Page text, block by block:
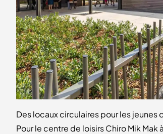
Des locaux circulaires pour les jeunes
Pour le centre de loisirs Chiro Mik Mak